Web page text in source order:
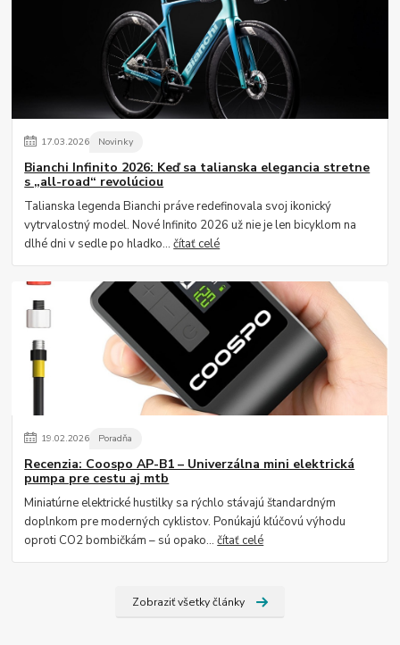
17.03.2026 Novinky
Bianchi Infinito 2026: Keď sa talianska elegancia stretne
s „all-road“ revolúciou
Talianska legenda Bianchi práve redefinovala svoj ikonický
vytrvalostný model. Nové Infinito 2026 už nie je len bicyklom na
dlhé dni v sedle po hladko...čítať celé
19.02.2026 Poradňa
Recenzia: Coospo AP-B1 – Univerzálna mini elektrická
pumpa pre cestu aj mtb
Miniatúrne elektrické hustilky sa rýchlo stávajú štandardným
doplnkom pre moderných cyklistov. Ponúkajú kľúčovú výhodu
oproti CO2 bombičkám – sú opako...čítať celé
Zobraziť všetky články